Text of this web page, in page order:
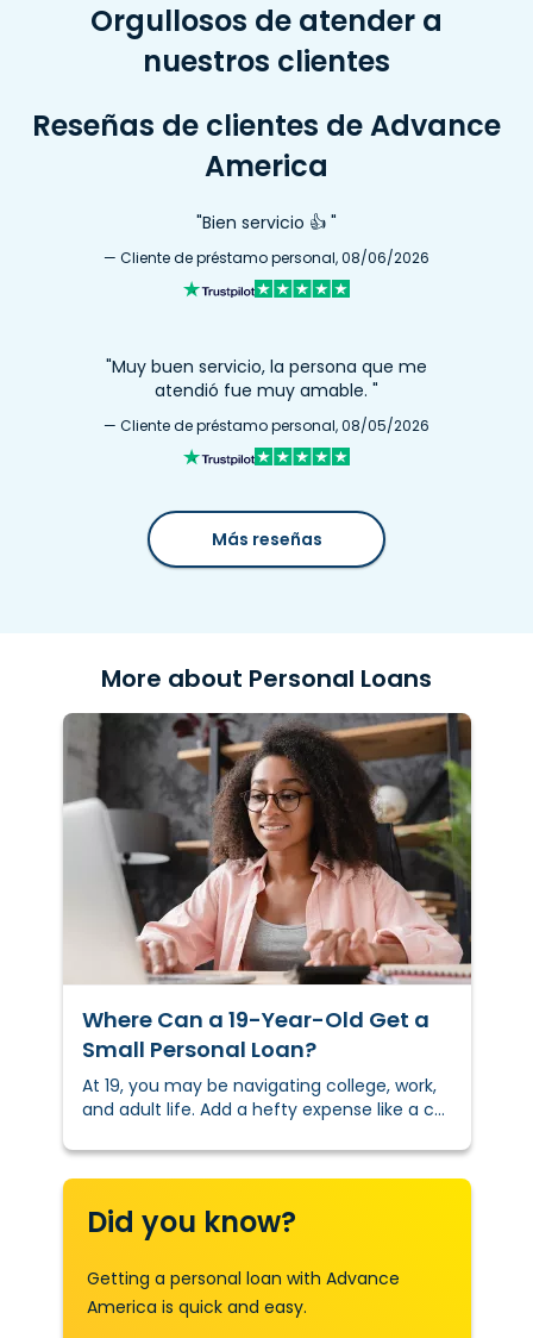
Orgullosos de atender a
nuestros clientes
Reseñas de clientes de Advance
America
"Bien servicio 👍 "
— Cliente de préstamo personal, 08/06/2026
"Muy buen servicio, la persona que me
atendió fue muy amable. "
— Cliente de préstamo personal, 08/05/2026
Más reseñas
More about Personal Loans
Where Can a 19-Year-Old Get a
Small Personal Loan?
At 19, you may be navigating college, work,
and adult life. Add a hefty expense like a car
can become overwhelming.
Did you know?
Getting a personal loan with Advance
America is quick and easy.